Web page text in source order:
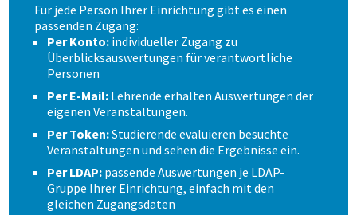
Modulare Fragebögen
Lehrende helfen mit
Bewährtes teilen
Sicherer Zugang
Wandel im Blick behalten
Fernsteuerung
Volkshochschulen
Berufliche Weiterbildung
Universitäten
Hochschulen
Duales Studium
Wie kommen die Daten dorthin?
Stud.ip
Moodle
individuelle Lösung
academyFIVE
Wie fangen wir an?
Einführungsbegleitung
Cloud oder vor Ort
Leichter Datenimport
Demoversion
Prüfungen
Prüfungsprozess
Befragungen
Für jede Person Ihrer Einrichtung gibt es einen
passenden Zugang:
Per Konto: individueller Zugang zu
Überblicksauswertungen für verantwortliche
Personen
Per E-Mail: Lehrende erhalten Auswertungen der
eigenen Veranstaltungen.
Per Token:Studierende evaluieren besuchte
Veranstaltungen und sehen die Ergebnisse ein.
Per LDAP: passende Auswertungen je LDAP-
Gruppe Ihrer Einrichtung, einfach mit den
gleichen Zugangsdaten